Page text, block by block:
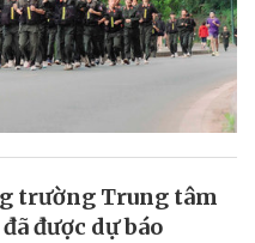
trường Trung tâm
được dự báo